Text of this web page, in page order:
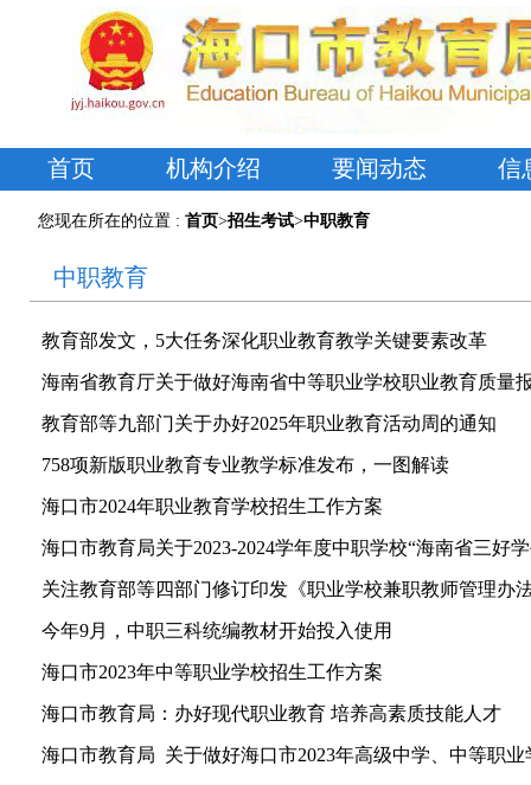
首页 机构介绍 要闻动态 信
您现在所在的位置 : 首页>招生考试>中职教育
中职教育
教育部发文，5大任务深化职业教育教学关键要素改革
海南省教育厅关于做好海南省中等职业学校职业教育质量
教育部等九部门关于办好2025年职业教育活动周的通知
758项新版职业教育专业教学标准发布，一图解读
海口市2024年职业教育学校招生工作方案
海口市教育局关于2023-2024学年度中职学校“海南省三好
关注教育部等四部门修订印发《职业学校兼职教师管理办
今年9月，中职三科统编教材开始投入使用
海口市2023年中等职业学校招生工作方案
海口市教育局：办好现代职业教育 培养高素质技能人才
海口市教育局 关于做好海口市2023年高级中学、中等职